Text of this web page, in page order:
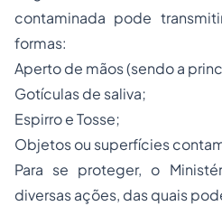
contaminada pode
formas:
Aperto de mãos (sendo a
Gotículas de saliva;
Espirro e Tosse;
Objetos ou superfícies
Para se proteger, o
diversas ações, das quais